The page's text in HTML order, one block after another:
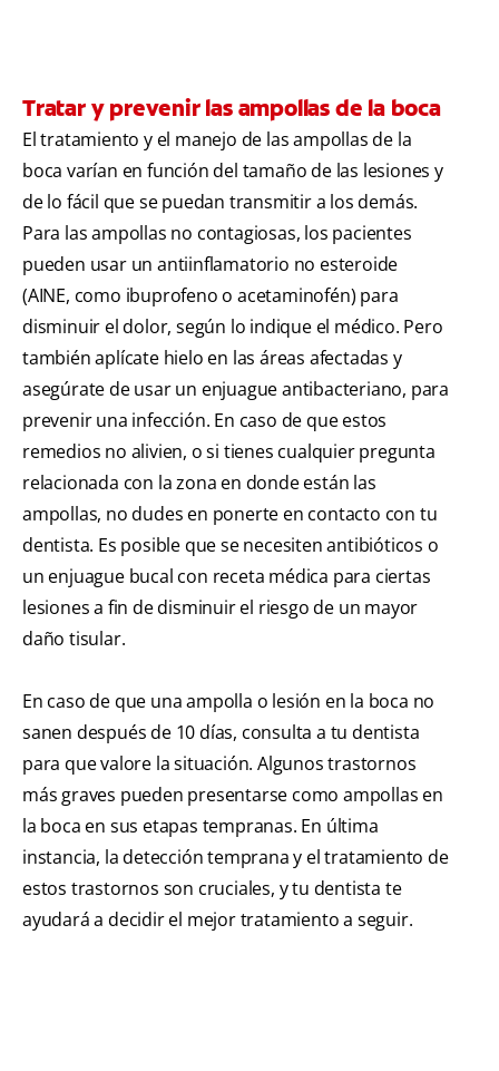
Tratar y prevenir las ampollas de la boca
El tratamiento y el manejo de las ampollas de la
boca varían en función del tamaño de las lesiones y
de lo fácil que se puedan transmitir a los demás.
Para las ampollas no contagiosas, los pacientes
pueden usar un antiinflamatorio no esteroide
(AINE, como ibuprofeno o acetaminofén) para
disminuir el dolor, según lo indique el médico. Pero
también aplícate hielo en las áreas afectadas y
asegúrate de usar un enjuague antibacteriano, para
prevenir una infección. En caso de que estos
remedios no alivien, o si tienes cualquier pregunta
relacionada con la zona en donde están las
ampollas, no dudes en ponerte en contacto con tu
dentista. Es posible que se necesiten antibióticos o
un enjuague bucal con receta médica para ciertas
lesiones a fin de disminuir el riesgo de un mayor
daño tisular.
En caso de que una ampolla o lesión en la boca no
sanen después de 10 días, consulta a tu dentista
para que valore la situación. Algunos trastornos
más graves pueden presentarse como ampollas en
la boca en sus etapas tempranas. En última
instancia, la detección temprana y el tratamiento de
estos trastornos son cruciales, y tu dentista te
ayudará a decidir el mejor tratamiento a seguir.